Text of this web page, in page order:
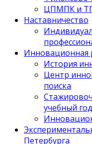
ЦПМПК и
Наставничество
Инновационная
История
Центр
поиска
учебный год
Петербурга